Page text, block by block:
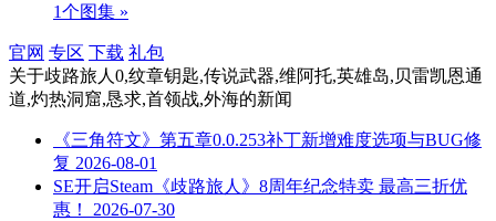
1个图集 »
官网 专区 下载 礼包
关于歧路旅人0,纹章钥匙,传说武器,维阿托,英雄岛,贝雷凯恩通
道,灼热洞窟,恳求,首领战,外海的新闻
《三角符文》第五章0.0.253补丁新增难度选项与BUG修
复 2026-08-01
SE开启Steam《歧路旅人》8周年纪念特卖 最高三折优
惠！
2026-07-30